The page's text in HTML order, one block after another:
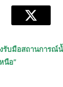
งรับมือสถานการณ์
นือ”